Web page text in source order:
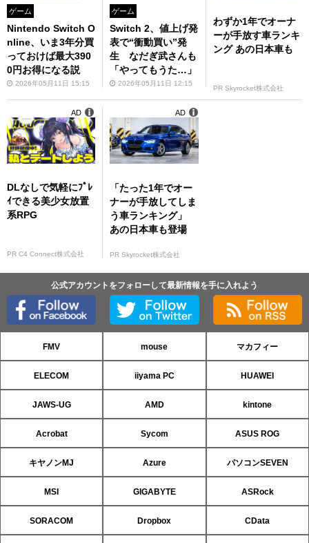
ゲーム
Nintendo Switch O
nline、いま3年分買
っておけば最大390
0円お得になる説
2026年05月11日 15:15
ゲーム
Switch 2、値上げ発
表で“衝動買い”発
生 なだぎ武さんも
「やってもうた…」
2026年05月11日 12:15
わずか1年でオーナ
ーが手放す車ランキ
ング あの日本車も
PR Skyrocket株式会社
DLなしで気軽にﾌﾟﾚ
ｲできる美少女放置
系RPG
PR C4 Connect株式会社
AD
「たった1年でオー
ナーが手放してしま
う車ランキング」
あの日本車も登場
PR Skyrocket株式会社
AD
公式アカウントをフォローして最新情報を手に入れよう
FMV mouse マカフィー
ELECOM iiyama PC HUAWEI
JAWS-UG AMD kintone
Acrobat Sycom ASUS ROG
キヤノンMJ Azure パソコンSEVEN
MSI GIGABYTE ASRock
SORACOM Dropbox CData